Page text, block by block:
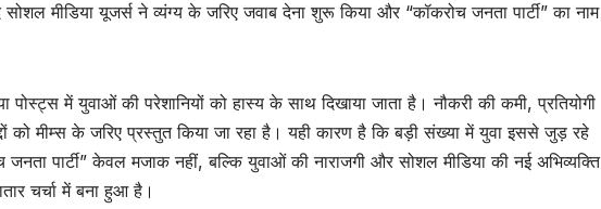
मीडिया यूजर्स ने व्यंग्य के जरिए जवाब देना शुरू किया और “कॉकरोच जनता पार्टी” का नाम
पोस्ट्स में युवाओं की परेशानियों को हास्य के साथ दिखाया जाता है। नौकरी की कमी, प्रतियोगी
को मीम्स के जरिए प्रस्तुत किया जा रहा है। यही कारण है कि बड़ी संख्या में युवा इससे जुड़ रहे
पार्टी” केवल मजाक नहीं, बल्कि युवाओं की नाराजगी और सोशल मीडिया की नई अभिव्यक्ति
चर्चा में बना हुआ है।